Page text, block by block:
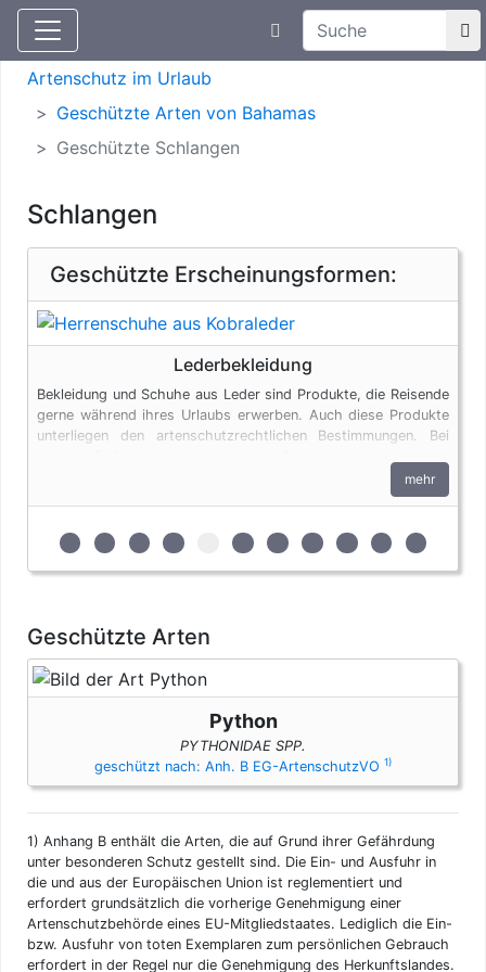
Aktuelle Meldungen
Suchtexteingabe
Artenschutz
Artenschutz im Urlaub
Geschützte Arten von Bahamas
Geschützte Schlangen
Schlangen
Geschützte Erscheinungsformen:
Lederbekleidung
Bekleidung und Schuhe aus Leder sind Produkte, die Reisende
gerne während ihres Urlaubs erwerben. Auch diese Produkte
unterliegen den artenschutzrechtlichen Bestimmungen. Bei
Erzeugnisse von Krokodilen des Anhangs B pro Person
genehmigungsfrei, wenn diese im persönlichen Gepäck
dieser Dokumentenfreiheit ausgenommen.
mehr
zur 1. geschützten Erscheinungsform (Felle und
zur 2. geschützten Erscheinungsform (Fleisch)
zur 3. geschützten Erscheinungsform
zur 4. geschützten Erscheinungsform
zur 5. geschützten
zur 6. geschützten
zur 7. geschützten
zur 8. geschützten
zur 9.zur 10.zur 11.
Geschützte Arten
Python
PYTHONIDAE SPP.
geschützt nach: Anh. B EG-ArtenschutzVO 1)
1) Anhang B enthält die Arten, die auf Grund ihrer Gefährdung
unter besonderen Schutz gestellt sind. Die Ein- und Ausfuhr in
die und aus der Europäischen Union ist reglementiert und
erfordert grundsätzlich die vorherige Genehmigung einer
Artenschutzbehörde eines EU-Mitgliedstaates. Lediglich die Ein-
bzw. Ausfuhr von toten Exemplaren zum persönlichen Gebrauch
erfordert in der Regel nur die Genehmigung des Herkunftslandes.